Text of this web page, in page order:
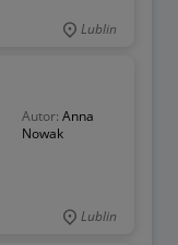
Lublin
Autor: Anna
Nowak
Lublin